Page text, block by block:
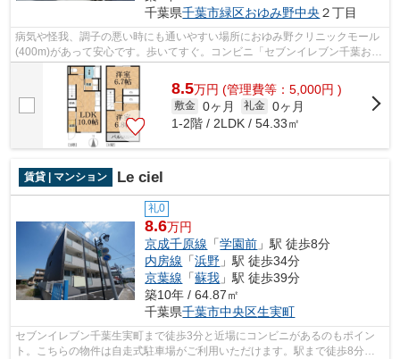
千葉県千葉市緑区おゆみ野中央 ２丁目
病気や怪我、調子の悪い時にも通いやすい場所におゆみ野クリニックモール
(400m)があって安心です。歩いてすぐ。コンビニ「セブンイレブン千葉おゆ
み野南２丁目店」まで444m。徒歩8分に...
8.5万円 (管理費等：5,000円 )
敷金 0ヶ月 礼金 0ヶ月
1-2階 / 2LDK / 54.33㎡
賃貸 | マンション Le ciel
礼0
8.6万円
京成千原線 「学園前 」駅 徒歩8分
内房線 「浜野 」駅 徒歩34分
京葉線 「蘇我 」駅 徒歩39分
築10年 / 64.87㎡
千葉県千葉市中央区生実町
セブンイレブン千葉生実町まで徒歩3分と近場にコンビニがあるのもポイン
ト。こちらの物件は自走式駐車場がご利用いただけます。駅まで徒歩8分な